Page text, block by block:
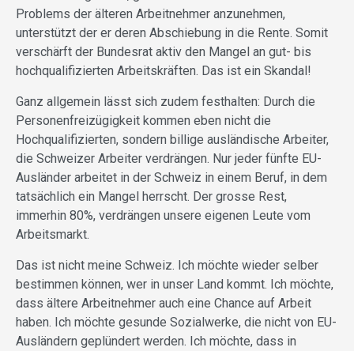
Problems der älteren Arbeitnehmer anzunehmen,
unterstützt der er deren Abschiebung in die Rente. Somit
verschärft der Bundesrat aktiv den Mangel an gut- bis
hochqualifizierten Arbeitskräften. Das ist ein Skandal!
Ganz allgemein lässt sich zudem festhalten: Durch die
Personenfreizügigkeit kommen eben nicht die
Hochqualifizierten, sondern billige ausländische Arbeiter,
die Schweizer Arbeiter verdrängen. Nur jeder fünfte EU-
Ausländer arbeitet in der Schweiz in einem Beruf, in dem
tatsächlich ein Mangel herrscht. Der grosse Rest,
immerhin 80%, verdrängen unsere eigenen Leute vom
Arbeitsmarkt.
Das ist nicht meine Schweiz. Ich möchte wieder selber
bestimmen können, wer in unser Land kommt. Ich möchte,
dass ältere Arbeitnehmer auch eine Chance auf Arbeit
haben. Ich möchte gesunde Sozialwerke, die nicht von EU-
Ausländern geplündert werden. Ich möchte, dass in